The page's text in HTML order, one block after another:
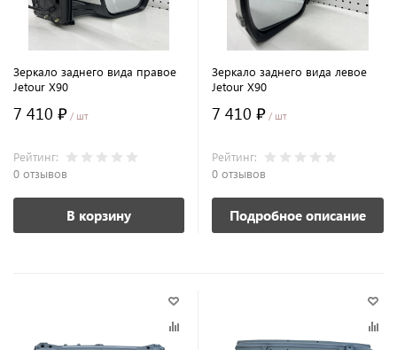
Зеркало заднего вида правое
Jetour X90
7 410 ₽ / шт
Рейтинг:
0 отзывов
В корзину
Зеркало заднего вида левое
Jetour X90
7 410 ₽ / шт
Рейтинг:
0 отзывов
Подробное описание